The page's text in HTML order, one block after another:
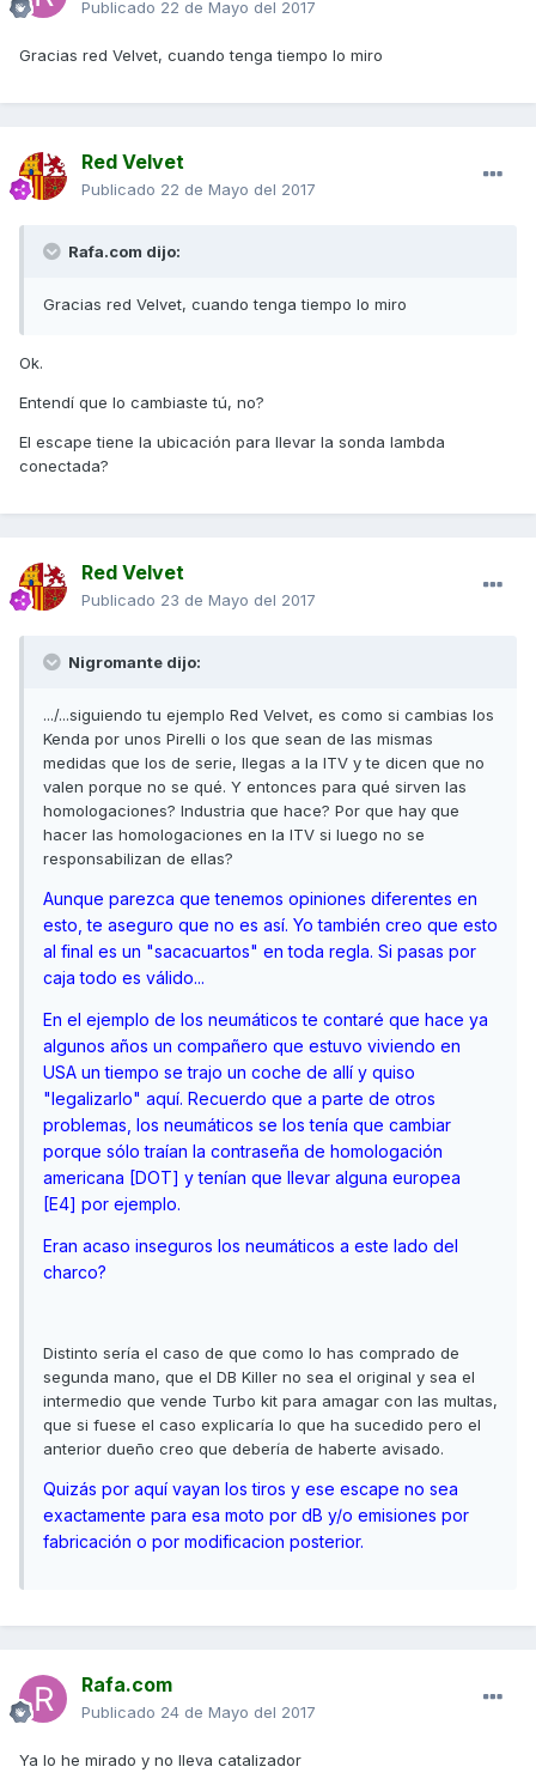
Publicado 22 de Mayo del 2017
Gracias red Velvet, cuando tenga tiempo lo miro
Red Velvet
Publicado 22 de Mayo del 2017
Rafa.com dijo:
Gracias red Velvet, cuando tenga tiempo lo miro
Ok.
Entendí que lo cambiaste tú, no?
El escape tiene la ubicación para llevar la sonda lambda
conectada?
Red Velvet
Publicado 23 de Mayo del 2017
Nigromante dijo:
.../...siguiendo tu ejemplo Red Velvet, es como si cambias los
Kenda por unos Pirelli o los que sean de las mismas
medidas que los de serie, llegas a la ITV y te dicen que no
valen porque no se qué. Y entonces para qué sirven las
homologaciones? Industria que hace? Por que hay que
hacer las homologaciones en la ITV si luego no se
responsabilizan de ellas?
Aunque parezca que tenemos opiniones diferentes en
esto, te aseguro que no es así. Yo también creo que esto
al final es un "sacacuartos" en toda regla. Si pasas por
caja todo es válido...
En el ejemplo de los neumáticos te contaré que hace ya
algunos años un compañero que estuvo viviendo en
USA un tiempo se trajo un coche de allí y quiso
"legalizarlo" aquí. Recuerdo que a parte de otros
problemas, los neumáticos se los tenía que cambiar
porque sólo traían la contraseña de homologación
americana [DOT] y tenían que llevar alguna europea
[E4] por ejemplo.
Eran acaso inseguros los neumáticos a este lado del
charco?
Distinto sería el caso de que como lo has comprado de
segunda mano, que el DB Killer no sea el original y sea el
intermedio que vende Turbo kit para amagar con las multas,
que si fuese el caso explicaría lo que ha sucedido pero el
anterior dueño creo que debería de haberte avisado.
Quizás por aquí vayan los tiros y ese escape no sea
exactamente para esa moto por dB y/o emisiones por
fabricación o por modificacion posterior.
Rafa.com
Publicado 24 de Mayo del 2017
Ya lo he mirado y no lleva catalizador